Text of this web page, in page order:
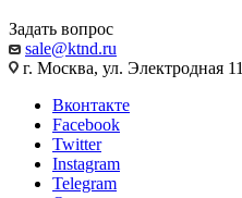
Задать вопрос
sale@ktnd.ru
г. Москва, ул. Электродная 11
Вконтакте
Facebook
Twitter
Instagram
Telegram